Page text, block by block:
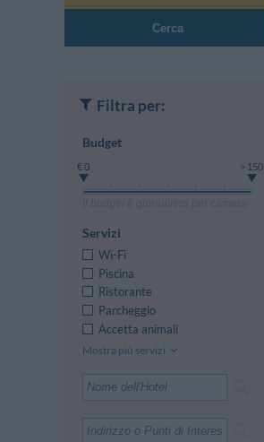
Cerca
Filtra per:
Budget
€ 0 > 150
Il budget è giornaliero per camera
Servizi
Wi-Fi
Piscina
Ristorante
Parcheggio
Accetta animali
Mostra più servizi